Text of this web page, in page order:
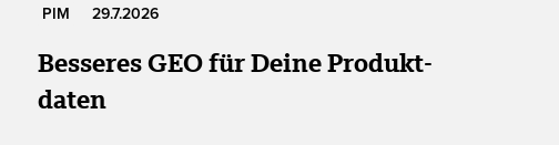
PIM 29.7.2026
Besseres GEO für Deine Produkt­
daten